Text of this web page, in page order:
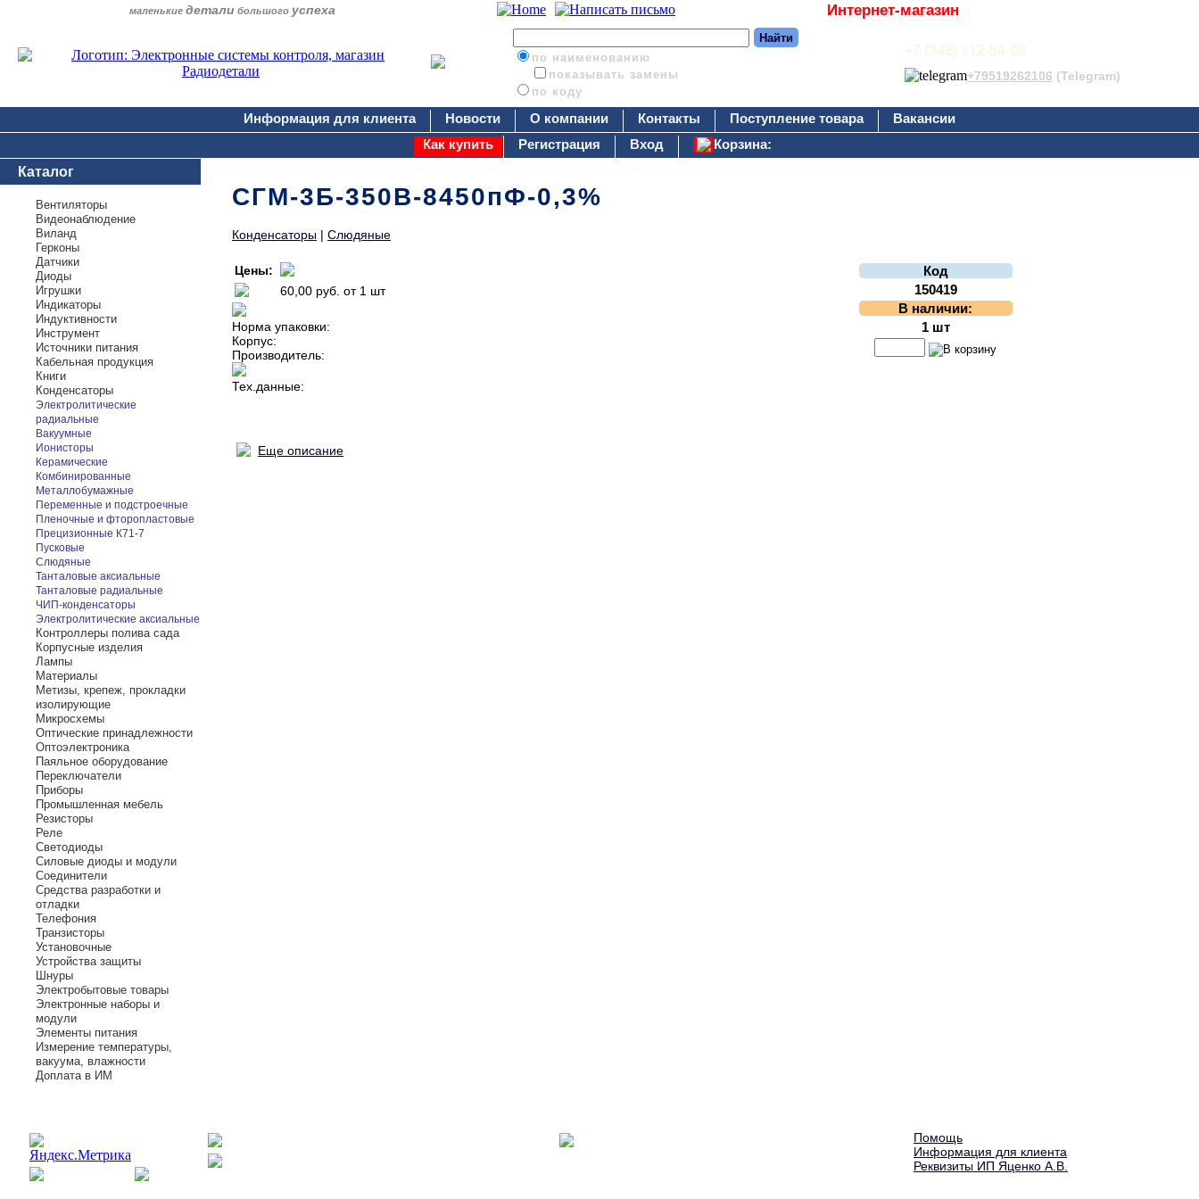
маленькие детали большого успеха Интернет-магазин
по наименованию
показывать замены
по коду
+7 (342) 212-54-00
+79519262106 (Telegram)
Информация для клиента Новости О компании Контакты Поступление товара
Вакансии
Как купить
Регистрация Вход
Корзина:
Каталог
Вентиляторы
Видеонаблюдение
Виланд
Герконы
Датчики
Диоды
Игрушки
Индикаторы
Индуктивности
Инструмент
Источники питания
Кабельная продукция
Книги
Конденсаторы
Электролитические
радиальные
Вакуумные
Ионисторы
Керамические
Комбинированные
Металлобумажные
Переменные и подстроечные
Пленочные и фторопластовые
Прецизионные К71-7
Пусковые
Слюдяные
Танталовые аксиальные
Танталовые радиальные
ЧИП-конденсаторы
Электролитические аксиальные
Контроллеры полива сада
Корпусные изделия
Лампы
Материалы
Метизы, крепеж, прокладки
изолирующие
Микросхемы
Оптические принадлежности
Оптоэлектроника
Паяльное оборудование
Переключатели
Приборы
Промышленная мебель
Резисторы
Реле
Светодиоды
Силовые диоды и модули
Соединители
Средства разработки и
отладки
Телефония
Транзисторы
Установочные
Устройства защиты
Шнуры
Электробытовые товары
Электронные наборы и
модули
Элементы питания
Измерение температуры,
вакуума, влажности
Доплата в ИМ
СГМ-3Б-350В-8450пФ-0,3%
Конденсаторы | Слюдяные
Цены:
60,00 руб. от 1 шт
Норма упаковки:
Корпус:
Производитель:
Тех.данные:
Код
150419
В наличии:
1 шт
Еще описание
Помощь
Информация для клиента
Реквизиты ИП Яценко А.В.